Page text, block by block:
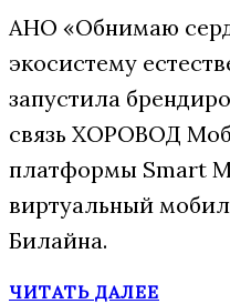
АНО «Обнимаю
экосистему
запустила
связь ХОРОВОД
платформы Smart
виртуальный
Билайна.
ЧИТАТЬ ДАЛЕЕ